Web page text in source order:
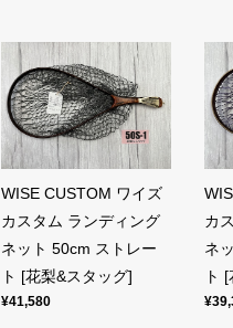
WISE CUSTOM ワイズ
カスタム ランディング
ネット 50cm ストレー
ト [花梨&スタッグ]
¥41,580
カ
ネ
ト